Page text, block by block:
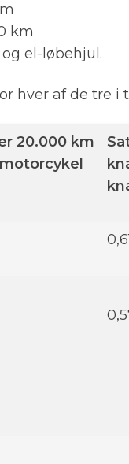
km
el-løbehjul.
hver af de tre i
20.000 km